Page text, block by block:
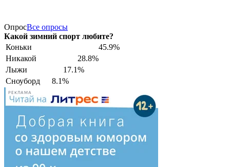
ОпросВсе опросы
Какой зимний спорт любите?
Коньки
45.9%
Никакой
28.8%
Лыжи
17.1%
Сноуборд
8.1%
РЕКЛАМА